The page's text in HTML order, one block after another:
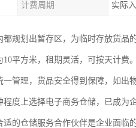
计费周期 实际
规划出暂存区，为临时存放货品
平方米，租期灵活，可按天计费
管理，货品安全得到保障，如出
度上选择电子商务仓储，已成为
的仓储服务合作伙伴是企业面临的